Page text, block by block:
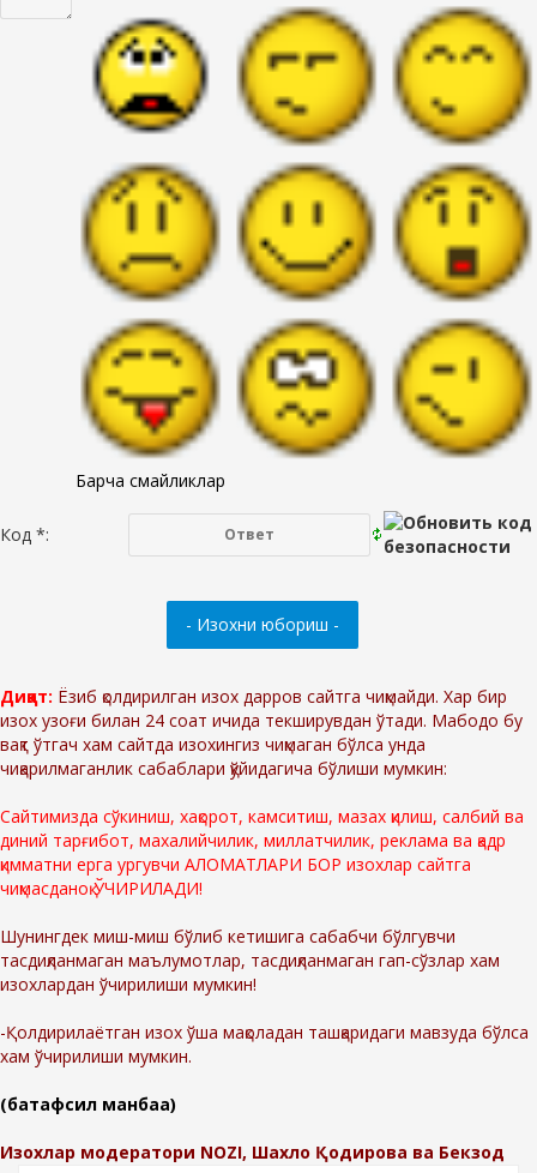
Барча смайликлар
Код *:
Диққат: Ёзиб қолдирилган изох дарров сайтга чиқмайди. Хар бир
изох узоғи билан 24 соат ичида текширувдан ўтади. Мабодо бу
вақт ўтгач хам сайтда изохингиз чиқмаган бўлса унда
чиқарилмаганлик сабаблари қўйидагича бўлиши мумкин:
Сайтимизда сўкиниш, хақорот, камситиш, мазах қилиш, салбий ва
диний тарғибот, махалийчилик, миллатчилик, реклама ва қадр
қимматни ерга ургувчи АЛОМАТЛАРИ БОР изохлар сайтга
чиқмасданоқ ЎЧИРИЛАДИ!
Шунингдек миш-миш бўлиб кетишига сабабчи бўлгувчи
тасдиқланмаган маълумотлар, тасдиқланмаган гап-сўзлар хам
изохлардан ўчирилиши мумкин!
-Қолдирилаётган изох ўша мақоладан ташқаридаги мавзуда бўлса
хам ўчирилиши мумкин.
(батафсил манбаа)
Изохлар модератори NOZI, Шахло Қодирова ва Бекзод